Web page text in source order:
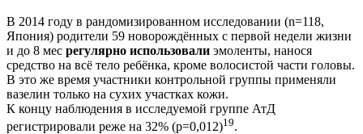
В 2014 году в рандомизированном исследовании (n=118,
Япония) родители 59 новорождённых с первой недели жизни
и до 8 мес регулярно использовали эмоленты, нанося
средство на всё тело ребёнка, кроме волосистой части головы.
В это же время участники контрольной группы применяли
вазелин только на сухих участках кожи.
К концу наблюдения в исследуемой группе АтД
регистрировали реже на 32% (p=0,012)19.